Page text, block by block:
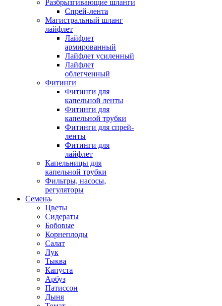
Разбрызгивающие шланги
Спрей-лента
Магистральный шланг
лайфлет
Лайфлет
армированный
Лайфлет усиленный
Лайфлет
облегченный
Фитинги
Фитинги для
капельной ленты
Фитинги для
капельной трубки
Фитинги для спрей-
ленты
Фитинги для
лайфлет
Капельницы для
капельной трубки
Фильтры, насосы,
регуляторы
Семена
Цветы
Сидераты
Бобовые
Корнеплоды
Салат
Лук
Тыква
Капуста
Арбуз
Патиссон
Дыня